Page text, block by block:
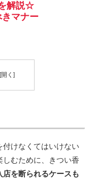
解説☆
マナー
けなくてはいけない
しむために、きつい香
店を断られるケースも